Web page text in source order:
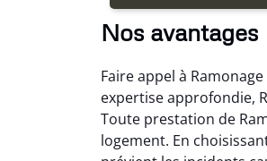
Nos avantages
Faire appel à
expertise approfondie,
Toute prestation de
logement. En